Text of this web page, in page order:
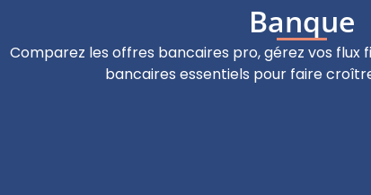
Banque
Comparez les offres bancaires pro, gérez vos flux
bancaires essentiels pour faire